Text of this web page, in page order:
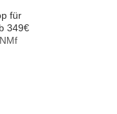
für
349€